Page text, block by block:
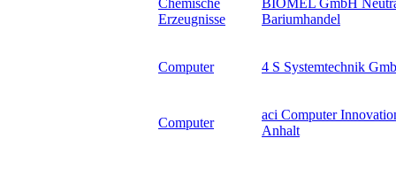
Erzeugnisse
Bariumhandel
Computer 4 S Systemtechnik
Computer
aci Computer
Anhalt